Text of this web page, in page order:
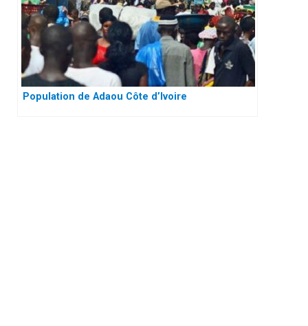
Population de Adaou Côte d’Ivoire